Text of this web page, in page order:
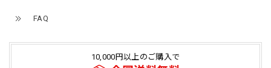
FAQ
10,000円以上のご購入で